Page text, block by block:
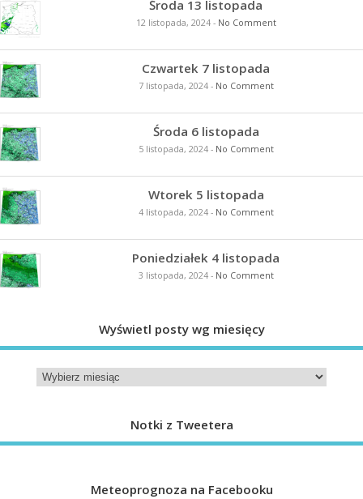
Środa 13 listopada
12 listopada, 2024- No Comment
Czwartek 7 listopada
7 listopada, 2024- No Comment
Środa 6 listopada
5 listopada, 2024- No Comment
Wtorek 5 listopada
4 listopada, 2024- No Comment
Poniedziałek 4 listopada
3 listopada, 2024- No Comment
Wyświetl posty wg miesięcy
Notki z Tweetera
Meteoprognoza na Facebooku